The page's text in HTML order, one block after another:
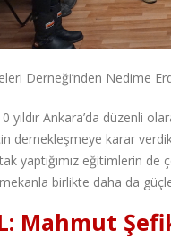
Derneği’nden Nedime
yıldır Ankara’da düzenli
dernekleşmeye karar
yaptığımız eğitimlerin de
birlikte daha da
Mahmut